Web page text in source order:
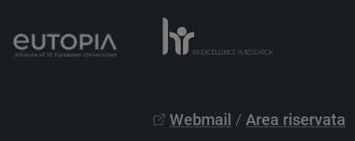
Webmail / Area riservata